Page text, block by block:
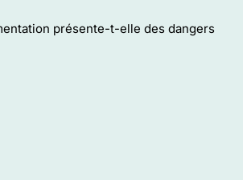
présente-t-elle des dangers